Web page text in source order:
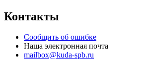
Контакты
Сообщить об ошибке
Наша электронная почта
mailbox@kuda-spb.ru